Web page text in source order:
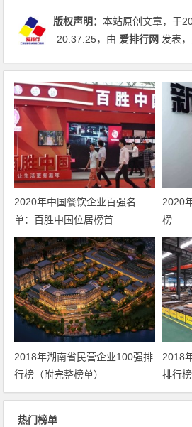
版权声明：本站原创文章，于
20:37:25，由 爱排行网 发表
2020年中国餐饮企业百强名
单：百胜中国位居榜首
2020
榜
2018年湖南省民营企业100强排
行榜（附完整榜单）
2018
排行榜
热门榜单